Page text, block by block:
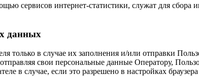
сервисов интернет-статистики, служат для сбора
данных
только в случае их заполнения и/или отправки
свои персональные данные Оператору,
в случае, если это разрешено в настройках